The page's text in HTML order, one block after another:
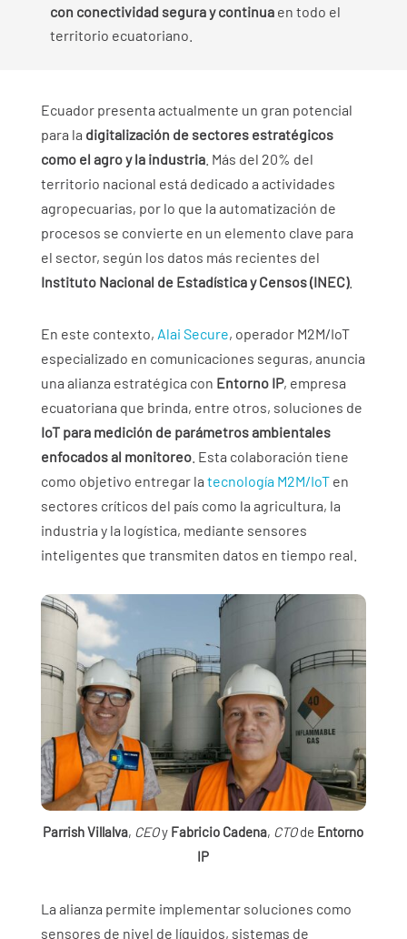
con conectividad segura y continuaen todo el
territorio ecuatoriano.
Ecuador presenta actualmente un gran potencial
para la digitalización de sectores estratégicos
como el agro y la industria. Más del 20% del
territorio nacional está dedicado a actividades
agropecuarias, por lo que la automatización de
procesos se convierte en un elemento clave para
el sector, según los datos más recientes del
Instituto Nacional de Estadística y Censos (INEC).
En este contexto, Alai Secure, operador M2M/IoT
especializado en comunicaciones seguras, anuncia
una alianza estratégica con Entorno IP, empresa
ecuatoriana que brinda, entre otros, soluciones de
IoT para medición de parámetros ambientales
enfocados al monitoreo. Esta colaboración tiene
como objetivo entregar la tecnología M2M/IoTen
sectores críticos del país como la agricultura, la
industria y la logística, mediante sensores
inteligentes que transmiten datos en tiempo real.
Parrish Villalva, CEOy Fabricio Cadena, CTOde Entorno
IP
La alianza permite implementar soluciones como
sensores de nivel de líquidos, sistemas de